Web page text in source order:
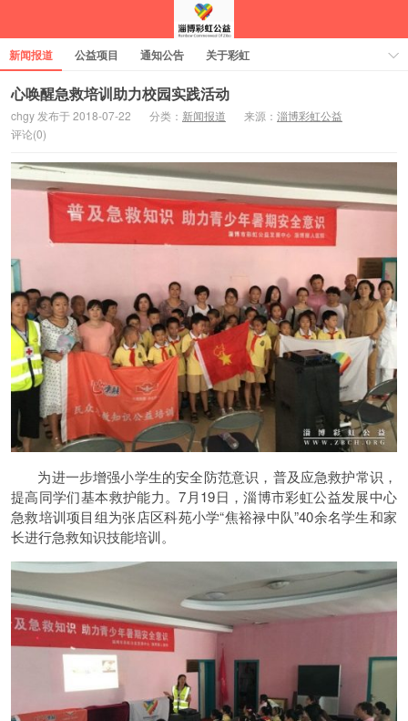
新闻报道 公益项目 通知公告 关于彩虹
心唤醒急救培训助力校园实践活动
chgy 发布于 2018-07-22 分类： 新闻报道 来源： 淄博彩虹公益
评论(0)
为进一步增强小学生的安全防范意识，普及应急救护常识，
提高同学们基本救护能力。7月19日，淄博市彩虹公益发展中心
急救培训项目组为张店区科苑小学“焦裕禄中队”40余名学生和家
长进行急救知识技能培训。